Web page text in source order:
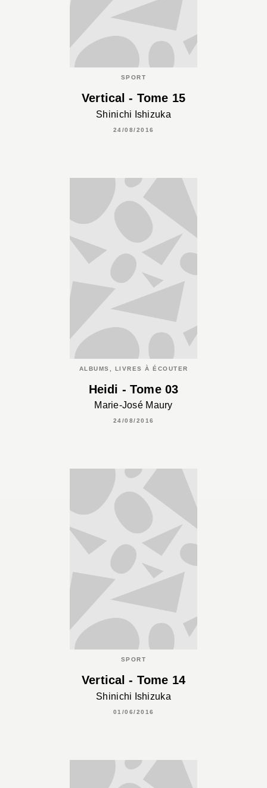
SPORT
Vertical - Tome 15
Shinichi Ishizuka
24/08/2016
ALBUMS, LIVRES À ÉCOUTER
Heidi - Tome 03
Marie-José Maury
24/08/2016
SPORT
Vertical - Tome 14
Shinichi Ishizuka
01/06/2016